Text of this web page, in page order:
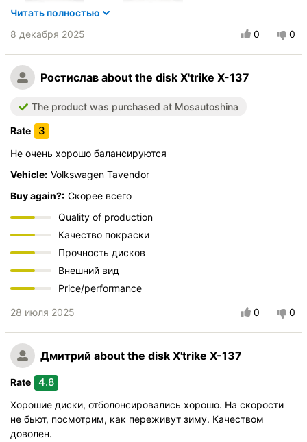
Buy again?:
Quality of production
Качество покраски
Прочность дисков
Внешний вид
Price/performance
Читать полностью
8 декабря 2025
0 0
Ростислав about the disk X'trike X-137
The product was purchased at Mosautoshina
Rate 3
Не очень хорошо балансируются
Vehicle: Volkswagen Tavendor
Buy again?: Скорее всего
Quality of production
Качество покраски
Прочность дисков
Внешний вид
Price/performance
28 июля 2025 0 0
Дмитрий about the disk X'trike X-137
Rate 4.8
Хорошие диски, отболонсировались хорошо. На скорости
не бьют, посмотрим, как переживут зиму. Качеством
доволен.